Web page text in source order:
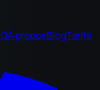
À proposBlogTarifs